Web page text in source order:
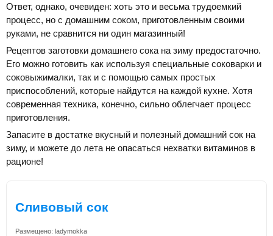
Ответ, однако, очевиден: хоть это и весьма трудоемкий
процесс, но с домашним соком, приготовленным своими
руками, не сравнится ни один магазинный!
Рецептов заготовки домашнего сока на зиму предостаточно.
Его можно готовить как используя специальные соковарки и
соковыжималки, так и с помощью самых простых
приспособлений, которые найдутся на каждой кухне. Хотя
современная техника, конечно, сильно облегчает процесс
приготовления.
Запасите в достатке вкусный и полезный домашний сок на
зиму, и можете до лета не опасаться нехватки витаминов в
рационе!
Сливовый сок
Размещено: ladymokka